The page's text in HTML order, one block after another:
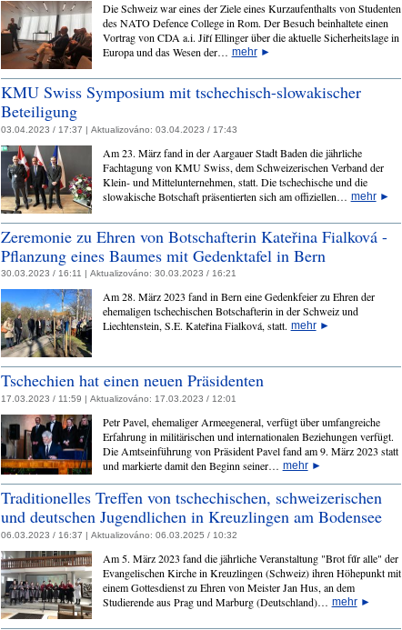
Die Schweiz war eines der Ziele eines Kurzaufenthalts von Studenten
des NATO Defence College in Rom. Der Besuch beinhaltete einen
Vortrag von CDA a.i. Jiří Ellinger über die aktuelle Sicherheitslage in
Europa und das Wesen der… mehr►
KMU Swiss Symposium mit tschechisch-slowakischer
Beteiligung
03.04.2023 / 17:37 | Aktualizováno: 03.04.2023 / 17:43
Am 23. März fand in der Aargauer Stadt Baden die jährliche
Fachtagung von KMU Swiss, dem Schweizerischen Verband der
Klein- und Mittelunternehmen, statt. Die tschechische und die
slowakische Botschaft präsentierten sich am offiziellen… mehr►
Zeremonie zu Ehren von Botschafterin Kateřina Fialková -
Pflanzung eines Baumes mit Gedenktafel in Bern
30.03.2023 / 16:11 | Aktualizováno: 30.03.2023 / 16:21
Am 28. März 2023 fand in Bern eine Gedenkfeier zu Ehren der
ehemaligen tschechischen Botschafterin in der Schweiz und
Liechtenstein, S.E. Kateřina Fialková, statt. mehr►
Tschechien hat einen neuen Präsidenten
17.03.2023 / 11:59 | Aktualizováno: 17.03.2023 / 12:01
Petr Pavel, ehemaliger Armeegeneral, verfügt über umfangreiche
Erfahrung in militärischen und internationalen Beziehungen verfügt.
Die Amtseinführung von Präsident Pavel fand am 9. März 2023 statt
und markierte damit den Beginn seiner… mehr►
Traditionelles Treffen von tschechischen, schweizerischen
und deutschen Jugendlichen in Kreuzlingen am Bodensee
06.03.2023 / 16:37 | Aktualizováno: 06.03.2025 / 10:32
Am 5. März 2023 fand die jährliche Veranstaltung "Brot fűr alle" der
Evangelischen Kirche in Kreuzlingen (Schweiz) ihren Höhepunkt mit
einem Gottesdienst zu Ehren von Meister Jan Hus, an dem
Studierende aus Prag und Marburg (Deutschland)… mehr►